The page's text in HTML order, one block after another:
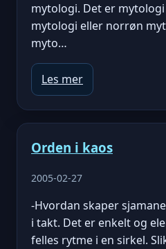
mytologi. Det er
mytologi eller norrøn
myto…
Les mer
Orden i kaos
2005-02-27
-Hvordan skaper
i takt. Det er enkelt og
felles rytme i en sirkel.